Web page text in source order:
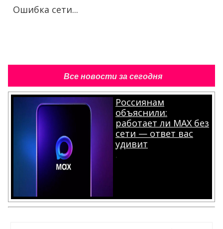
Ошибка сети...
Все новости за сегодня
Россиянам
объяснили:
работает ли MAX без
сети — ответ вас
удивит
.